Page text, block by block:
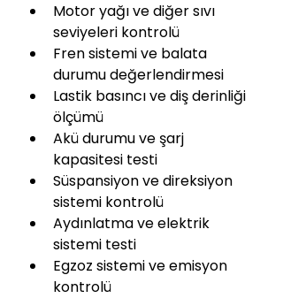
Motor yağı ve diğer sıvı
seviyeleri kontrolü
Fren sistemi ve balata
durumu değerlendirmesi
Lastik basıncı ve diş derinliği
ölçümü
Akü durumu ve şarj
kapasitesi testi
Süspansiyon ve direksiyon
sistemi kontrolü
Aydınlatma ve elektrik
sistemi testi
Egzoz sistemi ve emisyon
kontrolü